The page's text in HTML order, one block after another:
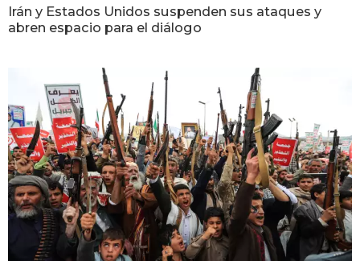
Irán y Estados Unidos suspenden sus ataques y
abren espacio para el diálogo